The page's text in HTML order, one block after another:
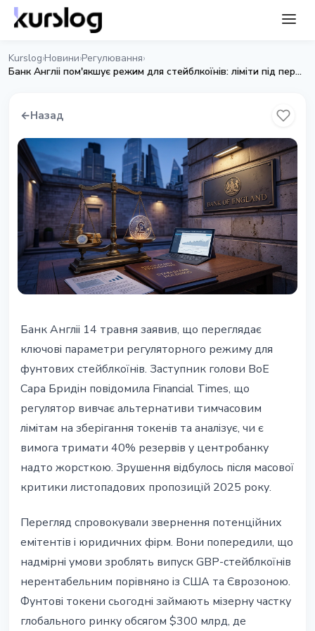
Kurslog›Новини›Регулювання›
Банк Англii пом'якшує режим для стейблкоїнiв: лiмiти пiд перегляд
←Назад
Банк Англii пом'якшує режим для
стейблкоїнiв: лiмiти та резерви
пiд перегляд
14 травня 2026 р.4 хв читання
Наталія Дорофєєва
Банк Англii 14 травня заявив, що переглядає
ключовi параметри регуляторного режиму для
фунтових стейблкоїнiв. Заступник голови BoE
Сара Бридiн повiдомила Financial Times, що
регулятор вивчає альтернативи тимчасовим
лiмiтам на зберiгання токенiв та аналiзує, чи є
вимога тримати 40% резервiв у центробанку
надто жорсткою. Зрушення вiдбулось пiсля масової
критики листопадових пропозицiй 2025 року.
Перегляд спровокували звернення потенцiйних
емiтентiв i юридичних фiрм. Вони попередили, що
надмiрнi умови зроблять випуск GBP-стейблкоїнiв
нерентабельним порiвняно iз США та Єврозоною.
Фунтовi токени сьогоднi займають мiзерну частку
глобального ринку обсягом $300 млрд, де